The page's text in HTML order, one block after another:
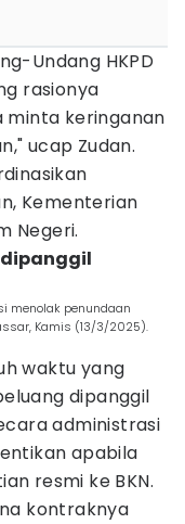
Undang HKPD
rasionya
minta keringanan
ucap Zudan.
Kementerian
Negeri.
dipanggil
menolak penundaan
Kamis (13/3/2025).
waktu yang
dipanggil
administrasi
apabila
resmi ke BKN.
kontraknya